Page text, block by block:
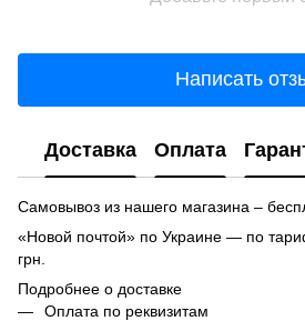
Написать
Доставка Оплата
Самовывоз из нашего магазина –
«Новой почтой» по Украине — по
грн.
Подробнее о доставке
Оплата по реквизитам